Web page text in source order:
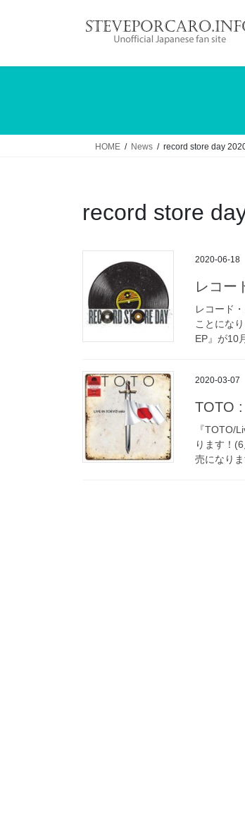
HOME News record store day
record store
2020-06-18
レコー
レコード
ことにな
EP』が10
2020-03-07
TOTO
『TOTO/
ります！
売になり